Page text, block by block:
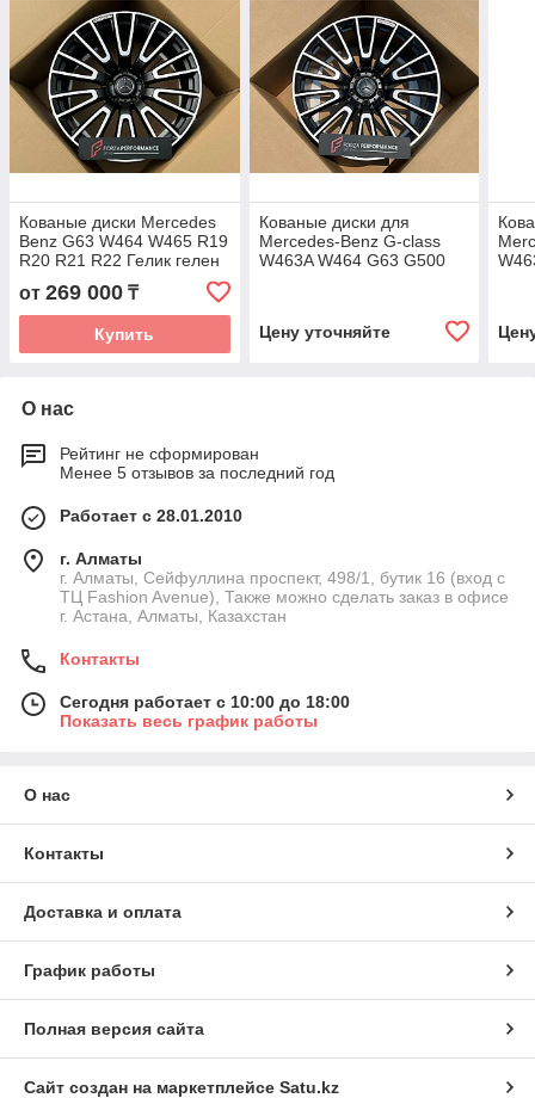
Кованые диски Mercedes
Benz G63 W464 W465 R19
R20 R21 R22 Гелик гелен
автомобильные диски
колеса ковка диск
от 269 000 ₸
Купить
Кованые диски для
Mercedes-Benz G-class
W463A W464 G63 G500
колеса ковка диск
Цену уточняйте
О нас
Рейтинг не сформирован
Менее 5 отзывов за последний год
Работает с 28.01.2010
г. Алматы
г. Алматы, Сейфуллина проспект, 498/1, бутик 16 (вход с
ТЦ Fashion Avenue), Также можно сделать заказ в офисе
г. Астана, Алматы, Казахстан
Контакты
Сегодня работает с 10:00 до 18:00
Показать весь график работы
О нас
Контакты
Доставка и оплата
График работы
Полная версия сайта
Сайт создан на маркетплейсе Satu.kz